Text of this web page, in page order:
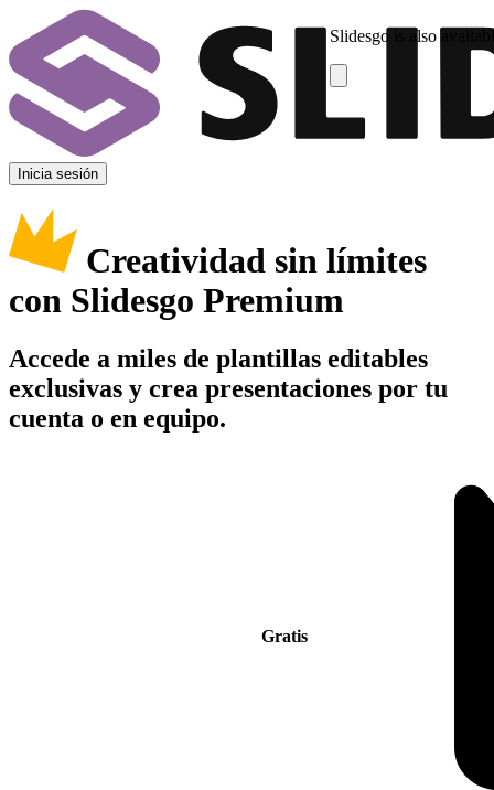
Slidesgo is also
Inicia sesión
Creatividad sin límites
con Slidesgo Premium
Accede a miles de plantillas editables
exclusivas y crea presentaciones por tu
cuenta o en equipo.
Gratis